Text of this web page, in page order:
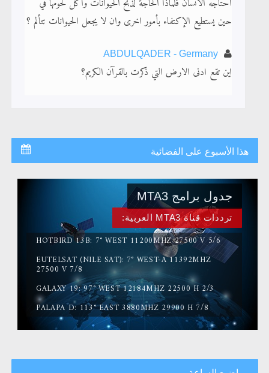
ترددات قناة MTA3 العربية:
HOTBIRD 13B: 7° WEST 11200MHZ 27500 V 5/6
EUTELSAT (NILE SAT): 7° WEST-A 11392MHZ
27500 V 7/8
GALAXY 19: 97° WEST 12184MHZ 22500 H 2/3
PALAPA D: 113° EAST 3880MHZ 29900 H 7/8